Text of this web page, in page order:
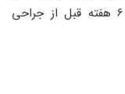
عفونت منجر می شود. ترک سیگار حداقل 6 هفته قبل از جراحی